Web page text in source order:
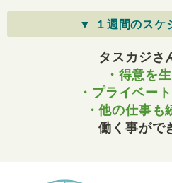
▼ １週間のスケ
タスカジさ
・得意を
・プライベー
・他の仕事も
働く事がで